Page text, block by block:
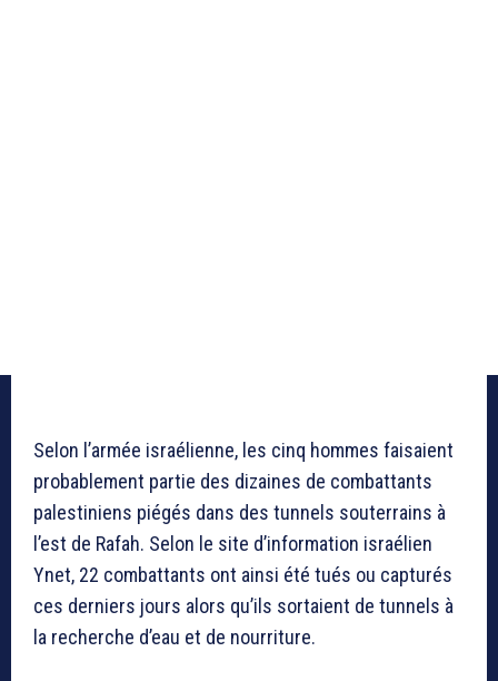
Selon l’armée israélienne, les cinq hommes faisaient
probablement partie des dizaines de combattants
palestiniens piégés dans des tunnels souterrains à
l’est de Rafah. Selon le site d’information israélien
Ynet, 22 combattants ont ainsi été tués ou capturés
ces derniers jours alors qu’ils sortaient de tunnels à
la recherche d’eau et de nourriture.